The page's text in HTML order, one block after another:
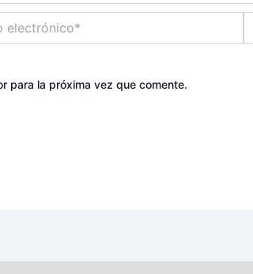
para la próxima vez que comente.